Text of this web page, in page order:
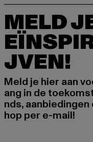
MELD
JVEN!
Meld je hier aan
ang in de
nds,
hop per e-mail!